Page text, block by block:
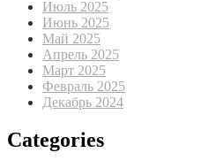
Июль 2025
Июнь 2025
Май 2025
Апрель 2025
Март 2025
Февраль 2025
Декабрь 2024
Categories